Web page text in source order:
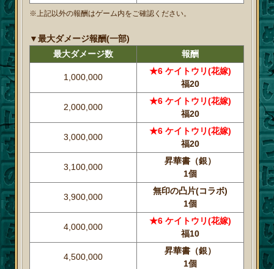
※上記以外の報酬はゲーム内をご確認ください。
▼最大ダメージ報酬(一部)
最大ダメージ数
報酬
1,000,000
★6 ケイトウリ(花嫁)
福20
2,000,000
★6 ケイトウリ(花嫁)
福20
3,000,000
★6 ケイトウリ(花嫁)
福20
3,100,000
昇華書（銀）
1個
3,900,000
無印の凸片(コラボ)
1個
4,000,000
★6 ケイトウリ(花嫁)
福10
4,500,000
昇華書（銀）
1個